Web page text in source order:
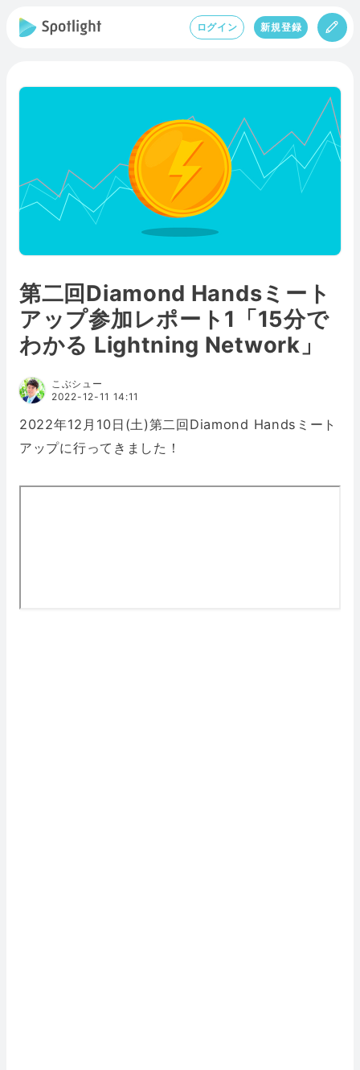
ログイン 新規登録
第二回Diamond Handsミート
アップ参加レポート1「15分で
わかる Lightning Network」
こぶシュー
2022-12-11 14:11
2022年12月10日(土)第二回Diamond Handsミート
アップに行ってきました！